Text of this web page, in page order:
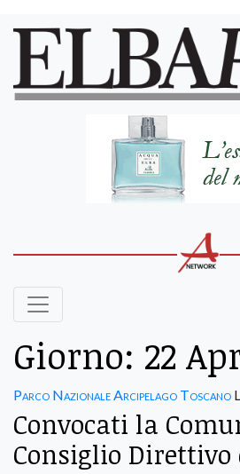
Giorno: 22
Parco Nazionale Arcipelago Toscano
Convocati la
Consiglio Direttivo